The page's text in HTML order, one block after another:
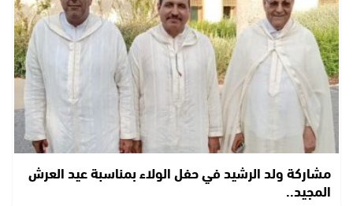
مشاركة ولد الرشيد في حفل الولاء بمناسبة عيد العرش
المجيد..